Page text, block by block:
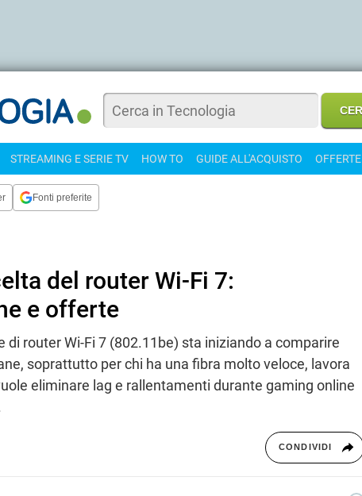
STREAMING E SERIE TV HOW TO GUIDE ALL'ACQUISTO OFFERTE
Fonti preferite
del router Wi-Fi 7:
e offerte
di router Wi-Fi 7 (802.11be) sta iniziando a comparire
soprattutto per chi ha una fibra molto veloce, lavora
eliminare lag e rallentamenti durante gaming online
CONDIVIDI